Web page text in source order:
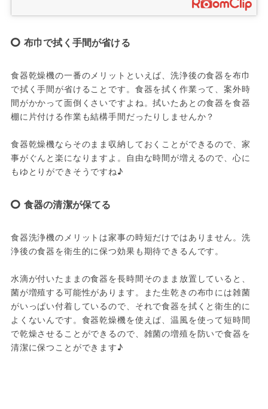
布巾で拭く手間が省ける
食器乾燥機の一番のメリットといえば、洗浄後の食器を布巾
で拭く手間が省けることです。食器を拭く作業って、案外時
間がかかって面倒くさいですよね。拭いたあとの食器を食器
棚に片付ける作業も結構手間だったりしませんか？
食器乾燥機ならそのまま収納しておくことができるので、家
事がぐんと楽になりますよ。自由な時間が増えるので、心に
もゆとりができそうですね♪
食器の清潔が保てる
食器洗浄機のメリットは家事の時短だけではありません。洗
浄後の食器を衛生的に保つ効果も期待できるんです。
水滴が付いたままの食器を長時間そのまま放置していると、
菌が増殖する可能性があります。また生乾きの布巾には雑菌
がいっぱい付着しているので、それで食器を拭くと衛生的に
よくないんです。食器乾燥機を使えば、温風を使って短時間
で乾燥させることができるので、雑菌の増殖を防いで食器を
清潔に保つことができます♪